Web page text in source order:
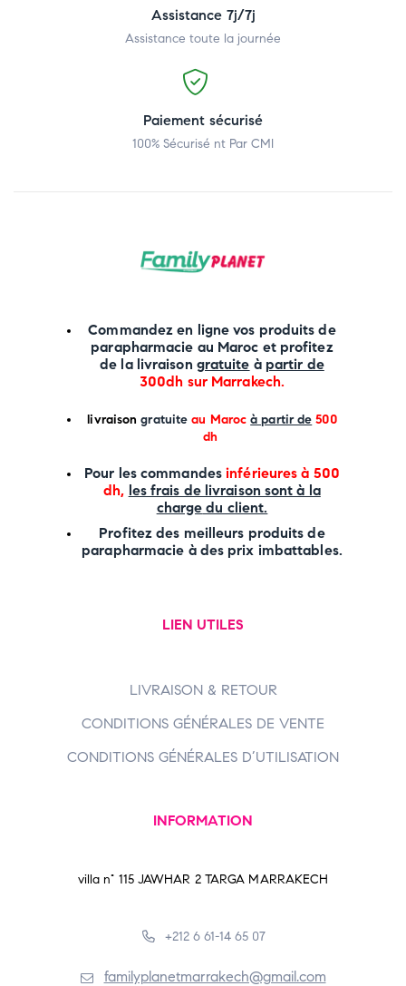
Assistance 7j/7j
Assistance toute la journée
Paiement sécurisé
100% Sécurisé nt Par CMI
Commandez en ligne vos produits de
parapharmacie au Maroc et profitez
de la livraison gratuite à partir de
300dh sur Marrakech.
livraison gratuite au Maroc à partir de 500
dh
Pour les commandesinférieures à 500
dh, les frais de livraison sont à la
charge du client.
Profitez des meilleurs produits de
parapharmacie à des prix imbattables.
LIEN UTILES
LIVRAISON & RETOUR
CONDITIONS GÉNÉRALES DE VENTE
CONDITIONS GÉNÉRALES D’UTILISATION
INFORMATION
villa n° 115 JAWHAR 2 TARGA MARRAKECH
+212 6 61-14 65 07
familyplanetmarrakech@gmail.com